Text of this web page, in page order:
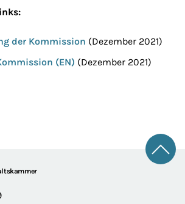
der Kommission (Dezember 2021)
(EN) (Dezember 2021)